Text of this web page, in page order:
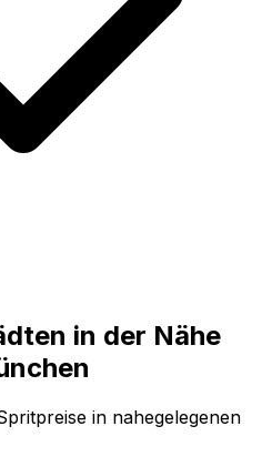
in der Nähe
in nahegelegenen